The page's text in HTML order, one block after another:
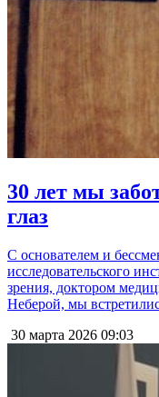
30 лет мы
глаз
С основателем и
исследовательского
зрения, доктором
Неберой, мы
30 марта 2026 09:03